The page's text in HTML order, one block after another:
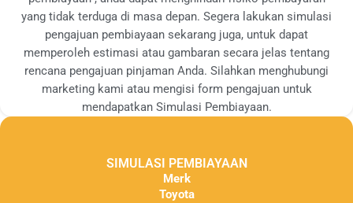
yang tidak terduga di masa depan. Segera lakukan simulasi
pengajuan pembiayaan sekarang juga, untuk dapat
memperoleh estimasi atau gambaran secara jelas tentang
rencana pengajuan pinjaman Anda. Silahkan menghubungi
marketing kami atau mengisi form pengajuan untuk
mendapatkan Simulasi Pembiayaan.
SIMULASI PEMBIAYAAN
Merk
Toyota